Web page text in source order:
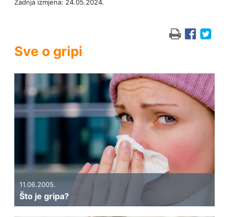
Zadnja izmjena: 24.05.2024.
Sve o gripi
11.06.2005.
Što je gripa?